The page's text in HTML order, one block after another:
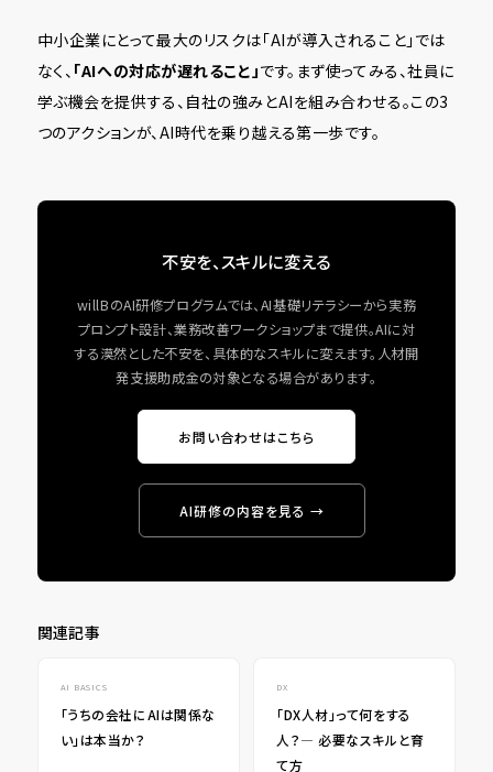
中小企業にとって最大のリスクは「AIが導入されること」では
なく、 「AIへの対応が遅れること」です。まず使ってみる、社員に
学ぶ機会を提供する、自社の強みとAIを組み合わせる。この3
つのアクションが、AI時代を乗り越える第一歩です。
不安を、スキルに変える
willBのAI研修プログラムでは、AI基礎リテラシーから実務
プロンプト設計、業務改善ワークショップまで提供。AIに対
する漠然とした不安を、具体的なスキルに変えます。人材開
発支援助成金の対象となる場合があります。
お問い合わせはこちら
AI研修の内容を見る →
関連記事
AI BASICS
「うちの会社にAIは関係な
い」は本当か？
DX
「DX人材」って何をする
人？― 必要なスキルと育
て方